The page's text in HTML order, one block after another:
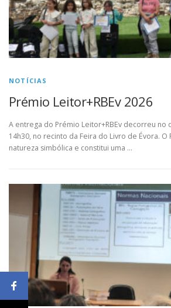
NOTÍCIAS
Prémio Leitor+RBEv 2026
A entrega do Prémio Leitor+RBEv decorreu no
14h30, no recinto da Feira do Livro de Évora. O
natureza simbólica e constitui uma …